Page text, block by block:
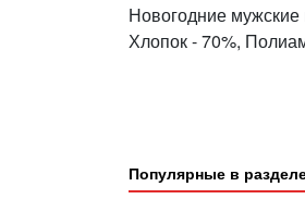
Новогодние мужские
Хлопок - 70%,
Популярные в